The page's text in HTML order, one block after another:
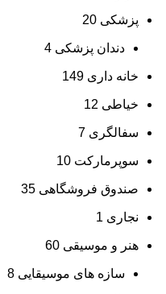
پزشکی 20
دندان پزشکی 4
خانه داری 149
خیاطی 12
سفالگری 7
سوپرمارکت 10
صندوق فروشگاهی 35
نجاری 1
هنر و موسیقی 60
سازه های موسیقایی 8